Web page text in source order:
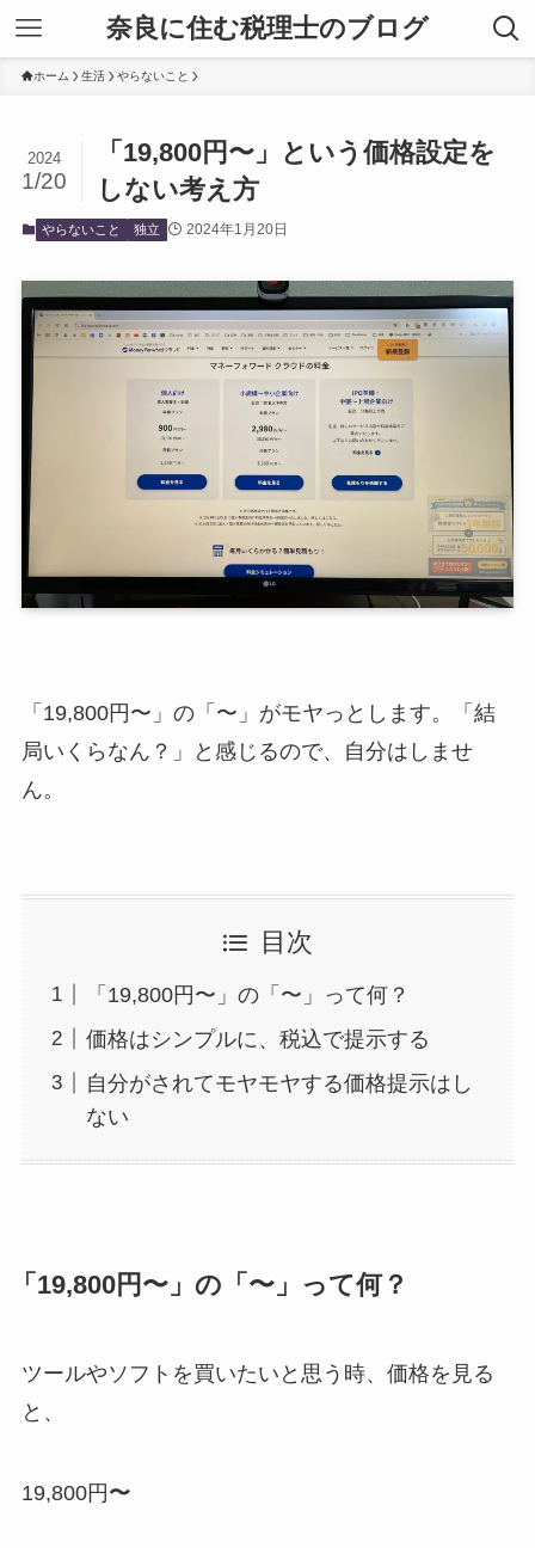
奈良に住む税理士のブログ
ホーム 生活 やらないこと
「19,800円〜」という価格設定を
しない考え方
2024
1/20
やらないこと 独立 2024年1月20日
「19,800円〜」の「〜」がモヤっとします。「結
局いくらなん？」と感じるので、自分はしませ
ん。
目次
「19,800円〜」の「〜」って何？
価格はシンプルに、税込で提示する
自分がされてモヤモヤする価格提示はし
ない
「19,800円〜」の「〜」って何？
ツールやソフトを買いたいと思う時、価格を見る
と、
19,800円〜